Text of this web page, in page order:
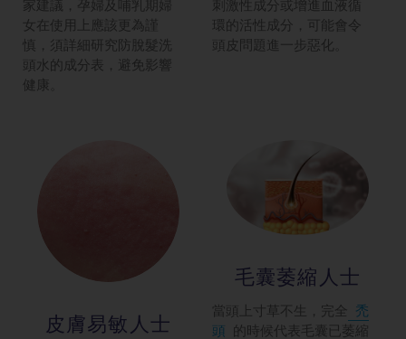
家建議，孕婦及哺乳期婦
女在使用上應該更為謹
慎，須詳細研究防脫髮洗
頭水的成分表，避免影響
健康。
刺激性成分或增進血液循
環的活性成分，可能會令
頭皮問題進一步惡化。
皮膚易敏人士
毛囊萎縮人士
當頭上寸草不生，完全
禿
頭 的時候代表毛囊已萎縮